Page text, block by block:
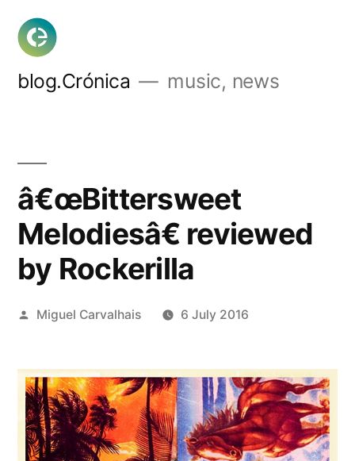
Skip
content
blog.Crónica music, news
â€œBittersweet
Melodiesâ€ reviewed
by Rockerilla
Posted
Miguel Carvalhais 6 July 2016